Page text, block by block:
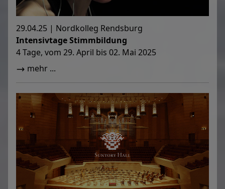
29.04.25 | Nordkolleg Rendsburg
Intensivtage Stimmbildung
4 Tage, vom 29. April bis 02. Mai 2025
mehr ...